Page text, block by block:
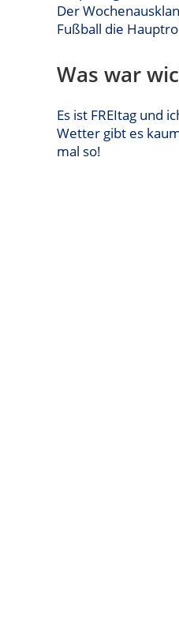
Der
Fußball die
Was war
Es ist FREItag und
Wetter gibt es
mal so!